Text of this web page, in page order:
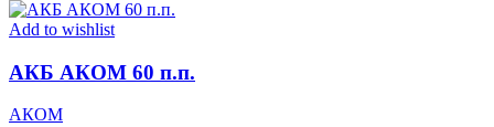
Add to wishlist
АКБ АКОМ 60 п.п.
АКОМ